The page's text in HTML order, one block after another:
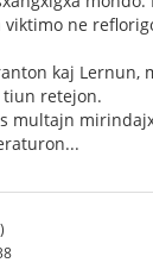
viktimo ne
kaj Lernun,
retejon.
multajn
)